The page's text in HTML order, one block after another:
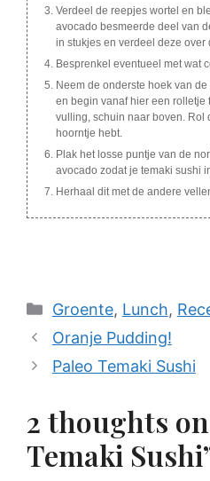
Verdeel de reepjes wortel en
avocado besmeerde deel van
in stukjes en verdeel deze over
Besprenkel eventueel met wat
Neem de onderste hoek van
en begin vanaf hier een rolletje
vulling, schuin naar boven. Rol
hoorntje hebt.
Plak het losse puntje van de
avocado zodat je temaki sushi
Herhaal dit met de andere
Categories
Groente, Lunch,
Oranje Pudding!
Paleo Temaki Sushi
2 thoughts
Temaki